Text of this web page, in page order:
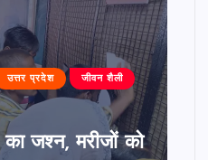
उत्तर प्रदेश जीवन शैली
का जश्न, मरीजों को